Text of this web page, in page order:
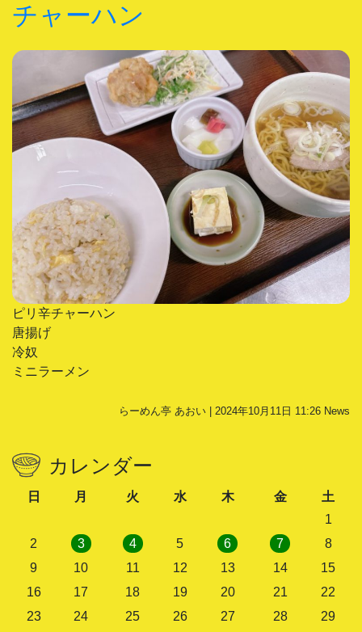
チャーハン
ピリ辛チャーハン
唐揚げ
冷奴
ミニラーメン
らーめん亭 あおい | 2024年10月11日 11:26 News
カレンダー
日 月 火 水 木 金
土
1
2
3 4 5 6 7
8
9
10 11 12 13 14
15
16
17 18 19 20 21
22
23
24 25 26 27 28
29